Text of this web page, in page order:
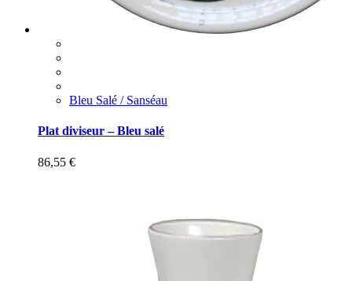
Bleu Salé / Sanséau
Plat diviseur – Bleu salé
86,55 €